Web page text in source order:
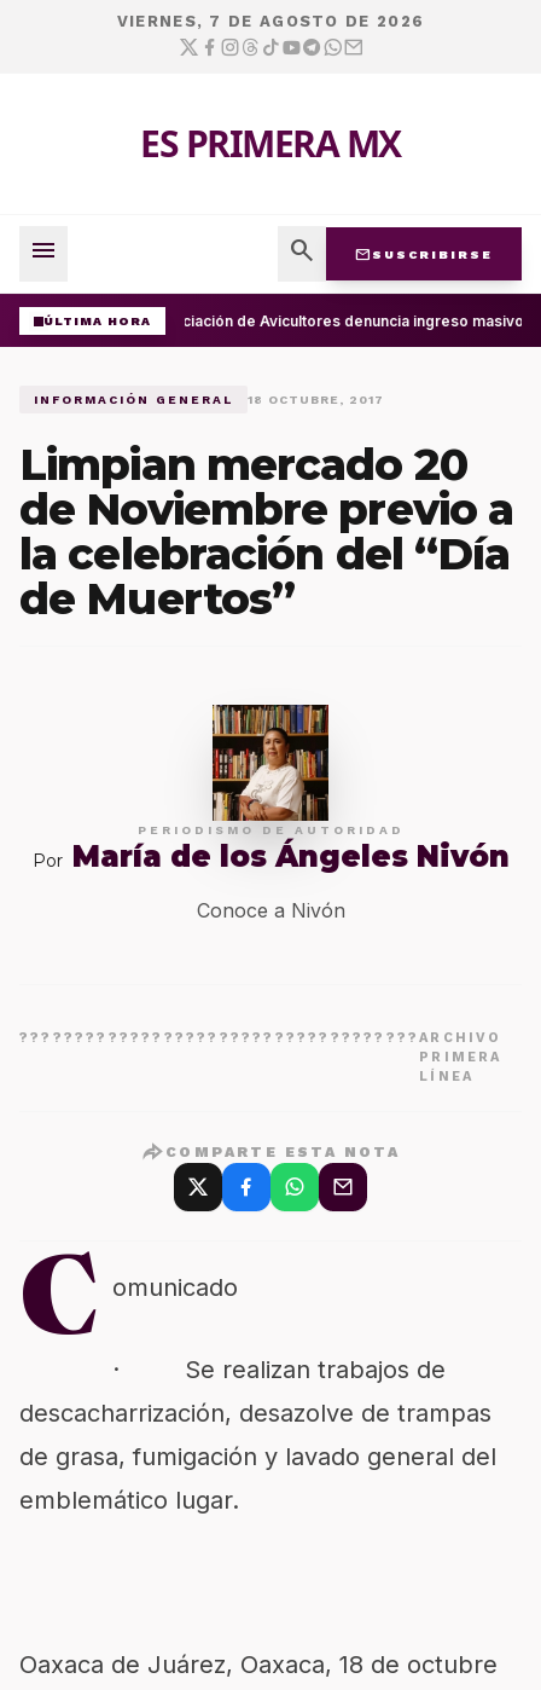
VIERNES, 7 DE AGOSTO DE 2026
ES PRIMERA MX
menu search mail SUSCRIBIRSE
ÚLTIMA HORA Asociación de Avicultores denuncia ingreso masivo
INFORMACIÓN GENERAL 18 OCTUBRE, 2017
Limpian mercado 20
de Noviembre previo a
la celebración del “Día
de Muertos”
PERIODISMO DE AUTORIDAD
Por María de los Ángeles Nivón
Conoce a Nivón
????????????????????????????????????ARCHIVO
PRIMERA
LÍNEA
COMPARTE ESTA NOTA
C omunicado
· Se realizan trabajos de
descacharrización, desazolve de trampas
de grasa, fumigación y lavado general del
emblemático lugar.
Oaxaca de Juárez, Oaxaca, 18 de octubre